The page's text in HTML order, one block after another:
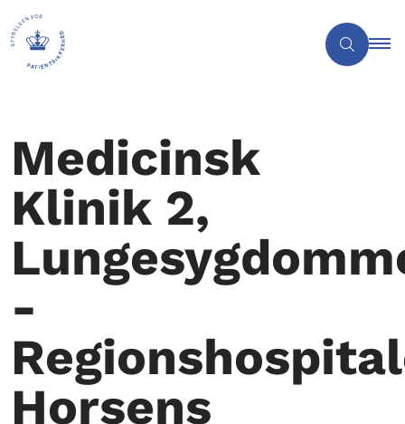
Medicinsk
Klinik 2,
-
Horsens